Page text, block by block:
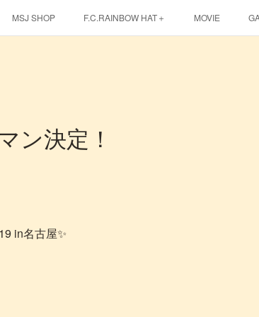
MSJ SHOP F.C.RAINBOW HAT＋ MOVIE
ン決定！
in名古屋✨